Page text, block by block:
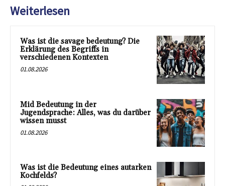
Weiterlesen
Was ist die savage bedeutung? Die
Erklärung des Begriffs in
verschiedenen Kontexten
01.08.2026
Mid Bedeutung in der
Jugendsprache: Alles, was du darüber
wissen musst
01.08.2026
Was ist die Bedeutung eines autarken
Kochfelds?